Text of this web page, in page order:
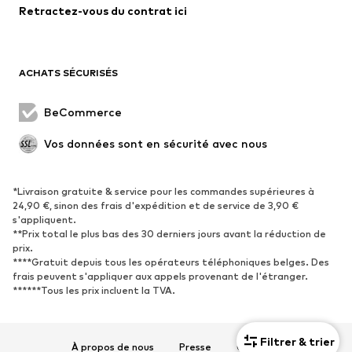
Filtrer & trier
Manteaux
Jupes
Occasions spéciales
Nouveautés
Tendance
Baskets
Escarpins et talons hauts
Bottes
Sandales
Chaussures basses
Chaussures de sport
Retractez-vous du contrat ici
ACHATS SÉCURISÉS
BeCommerce
Vos données sont en sécurité avec nous
*Livraison gratuite & service pour les commandes supérieures à
24,90 €, sinon des frais d'expédition et de service de 3,90 €
s'appliquent.
**Prix total le plus bas des 30 derniers jours avant la réduction de
prix.
****Gratuit depuis tous les opérateurs téléphoniques belges. Des
frais peuvent s'appliquer aux appels provenant de l'étranger.
******Tous les prix incluent la TVA.
À propos de nous Presse Carrières